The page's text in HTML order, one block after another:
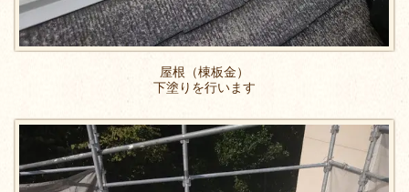
屋根（棟板金）
下塗りを行います